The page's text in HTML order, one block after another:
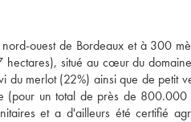
ouest de Bordeaux et à 300
situé au cœur du
du merlot (22%) ainsi que de petit
(pour un total de près de 800.000
et a d'ailleurs été certifié